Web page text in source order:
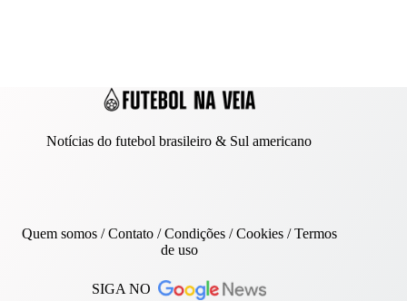
Notícias do futebol brasileiro & Sul americano
Quem somos/Contato/ Condições /Cookies/Termos
de uso
SIGA NO